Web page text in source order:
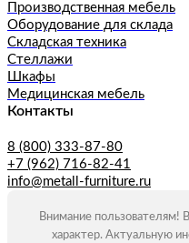
Производственная мебель
Оборудование для склада
Складская техника
Стеллажи
Шкафы
Медицинская мебель
Контакты
8 (800) 333-87-80
+7 (962) 716-82-41
info@metall-furniture.ru
Внимание пользователям!
характер. Актуальную